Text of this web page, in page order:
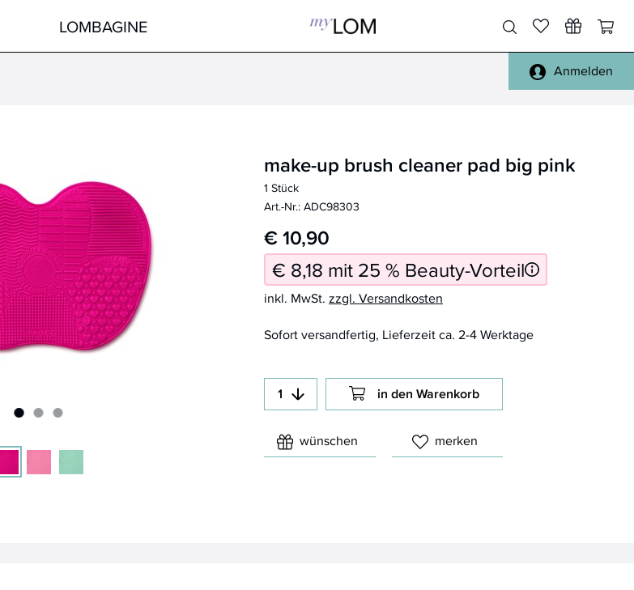
Spezialprodukte
alle Produkte
Pinsel Lippen
Pinsel Sets
Pinsel Reinigung
alle Pinsel
Schwämmchen
Haare
Reisen
Handtücher, Bademäntel
Sonstiges
LOMBAGINE
Anmelden
make-up brush cleaner pad big pink
1 Stück
Art.-Nr.: ADC98303
€ 10,90
€ 8,18 mit 25 % Beauty-Vorteil
inkl. MwSt. zzgl. Versandkosten
Sofort versandfertig, Lieferzeit ca. 2-4 Werktage
in den Warenkorb
wünschen merken